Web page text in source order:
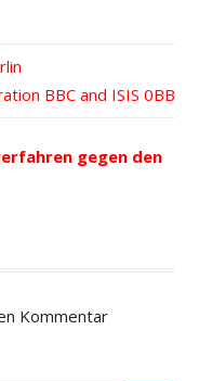
BBC and ISIS
gegen den
Kommentar